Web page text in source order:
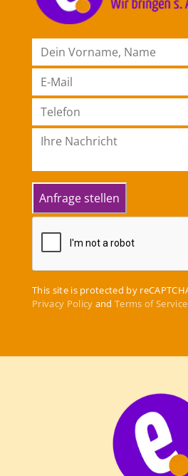
This site is protected by
Privacy Policy andTerms of Service